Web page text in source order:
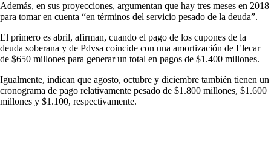
Además, en sus proyecciones, argumentan que hay tres meses en 2018
para tomar en cuenta “en términos del servicio pesado de la deuda”.
El primero es abril, afirman, cuando el pago de los cupones de la
deuda soberana y de Pdvsa coincide con una amortización de Elecar
de $650 millones para generar un total en pagos de $1.400 millones.
Igualmente, indican que agosto, octubre y diciembre también tienen un
cronograma de pago relativamente pesado de $1.800 millones, $1.600
millones y $1.100, respectivamente.